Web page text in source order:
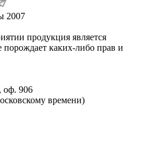
2007
продукция является
каких-либо прав и
оф. 906
времени)